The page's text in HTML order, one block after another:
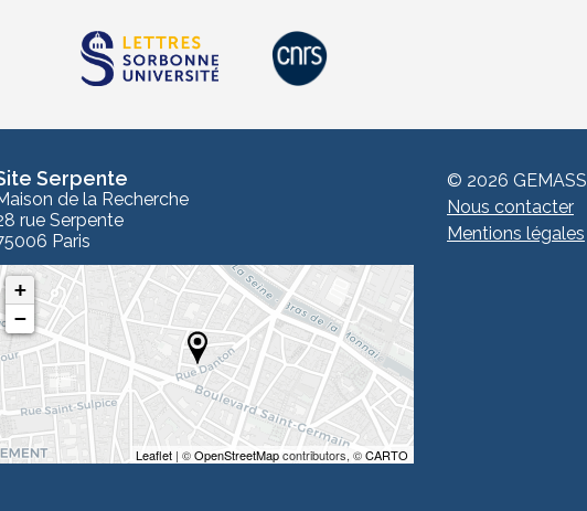
Serpente
de la Recherche
rue Serpente
Paris
+
−
Leaflet | ©OpenStreetMapcontributors, ©CARTO
© 2026 GEMASS
Nous contacter
Mentions légales